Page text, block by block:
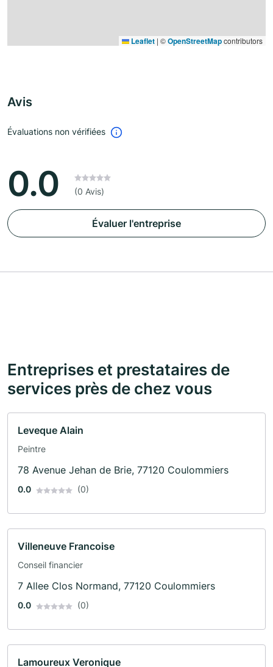
Leaflet | ©OpenStreetMapcontributors
Avis
Évaluations non vérifiées
0.0 (0 Avis)
Évaluer l'entreprise
Entreprises et prestataires de
services près de chez vous
Leveque Alain
Peintre
78 Avenue Jehan de Brie, 77120 Coulommiers
0.0 (0)
Villeneuve Francoise
Conseil financier
7 Allee Clos Normand, 77120 Coulommiers
0.0 (0)
Lamoureux Veronique